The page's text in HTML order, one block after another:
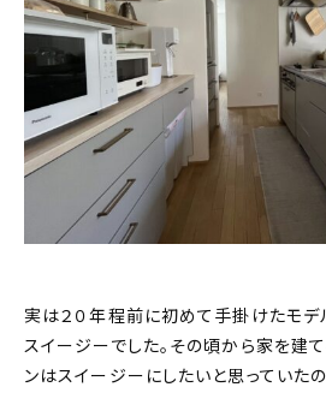
実は２０年程前に初めて手掛けたモデ
スイージーでした。その頃から家を建
ンはスイージーにしたいと思っていた